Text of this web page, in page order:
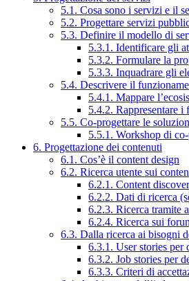
5.1. Cosa sono i servizi e il
5.2. Progettare servizi
5.3. Definire il modello di
5.3.1. Identificare gli
5.3.2. Formulare la
5.3.3. Inquadrare gli
5.4. Descrivere il
5.4.1. Mappare
5.4.2. Rappresentare i
5.5. Co-progettare le
5.5.1. Workshop di
6. Progettazione dei contenuti
6.1. Cos’è il content design
6.2. Ricerca utente sui
6.2.1. Content
6.2.2. Dati di ricerca
6.2.3. Ricerca tramite
6.2.4. Ricerca sui
6.3. Dalla ricerca ai bisogni
6.3.1. User stories per
6.3.2. Job stories per
6.3.3. Criteri di